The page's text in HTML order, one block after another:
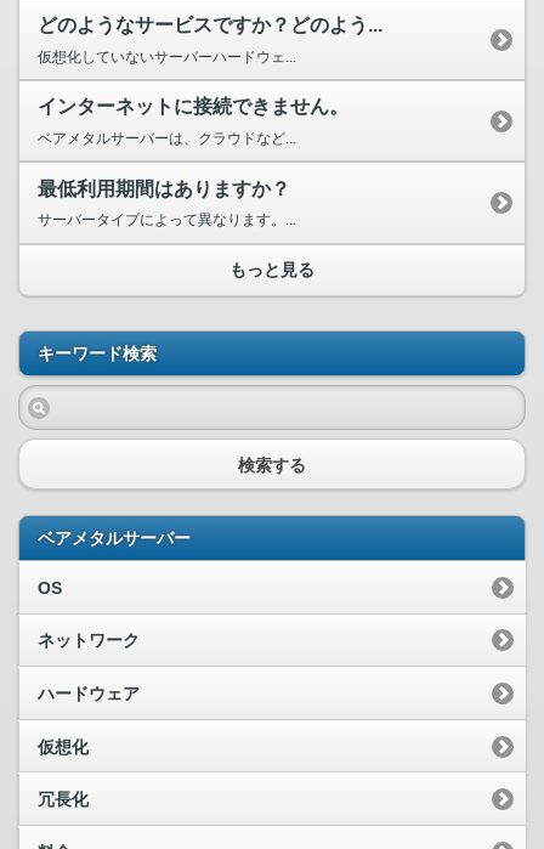
どのようなサービスですか？どのよう...
仮想化していないサーバーハードウェ...
インターネットに接続できません。
ベアメタルサーバーは、クラウドなど...
最低利用期間はありますか？
サーバータイプによって異なります。...
もっと見る
キーワード検索
検索する
ベアメタルサーバー
OS
ネットワーク
ハードウェア
仮想化
冗長化